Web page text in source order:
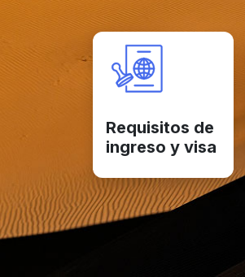
Requisitos de
ingreso y visa